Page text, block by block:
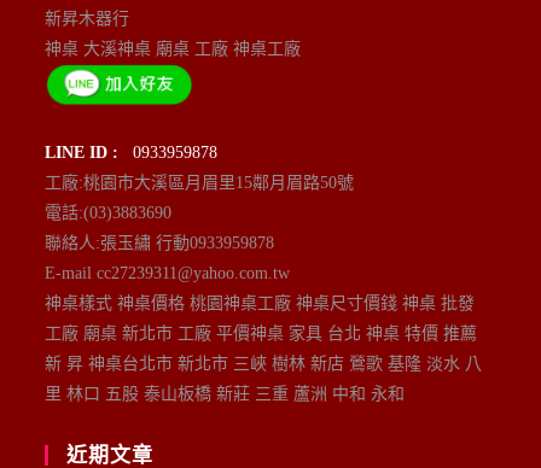
新昇木器行
神桌 大溪神桌 廟桌 工廠 神桌工廠
LINE ID :
0933959878
工廠:桃園市大溪區月眉里15鄰月眉路50號
電話:(03)3883690
聯絡人:張玉繡 行動0933959878
E-mail cc27239311@yahoo.com.tw
神桌樣式 神桌價格 桃園神桌工廠 神桌尺寸價錢 神桌 批發
工廠 廟桌 新北市 工廠 平價神桌 家具 台北 神桌 特價 推薦
新 昇 神桌台北市 新北市 三峽 樹林 新店 鶯歌 基隆 淡水 八
里 林口 五股 泰山板橋 新莊 三重 蘆洲 中和 永和
近期文章